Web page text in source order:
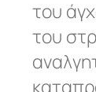
του
του